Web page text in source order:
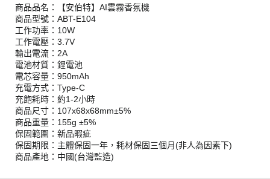
商品品名：【安伯特】AI雲霧香氛機
商品型號：ABT-E104
工作功率：10W
工作電壓：3.7V
輸出電流：2A
電池材質：鋰電池
電芯容量：950mAh
充電方式：Type-C
充飽耗時：約1-2小時
商品尺寸：107x68x68mm±5%
商品重量：155g ±5%
保固範圍：新品暇疵
保固期限：主體保固一年，耗材保固三個月(非人為因素下)
商品產地：中國(台灣監造)